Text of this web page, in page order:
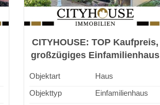
CITYHOUSE: TOP Kaufpreis,
großzügiges Einfamilienhaus
und Hobbykeller
Objektart
Haus
Objekttyp
Einfamilienhaus